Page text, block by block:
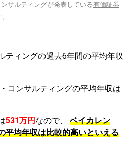
サルティングが発表している有価証券
ティングの過去6年間の平均年収
コンサルティングの平均年収は
531万円 なので、
ベイカレン
平均年収は比較的高いといえる